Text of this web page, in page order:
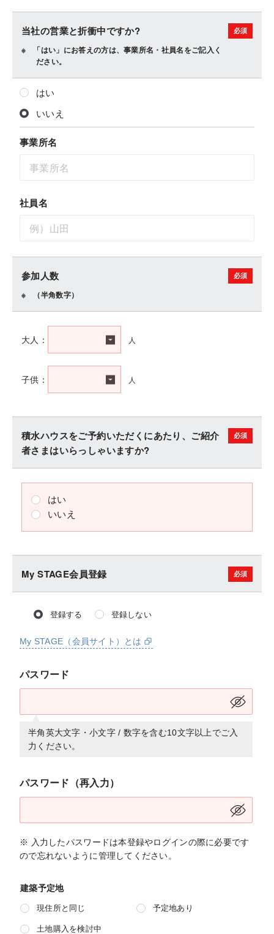
当社の営業と折衝中ですか?
「はい」にお答えの方は、事業所名・社員名をご記入く
ださい。
はい
いいえ
事業所名
社員名
参加人数
（半角数字）
大人： 人
子供： 人
積水ハウスをご予約いただくにあたり、ご紹介
者さまはいらっしゃいますか?
はい
いいえ
My STAGE会員登録
登録する 登録しない
My STAGE（会員サイト）とは
パスワード
半角英大文字・小文字 / 数字を含む10文字以上でご入
力ください。
パスワード（再入力）
※ 入力したパスワードは本登録やログインの際に必要です
ので忘れないように管理してください。
建築予定地
現住所と同じ 予定地あり
土地購入を検討中